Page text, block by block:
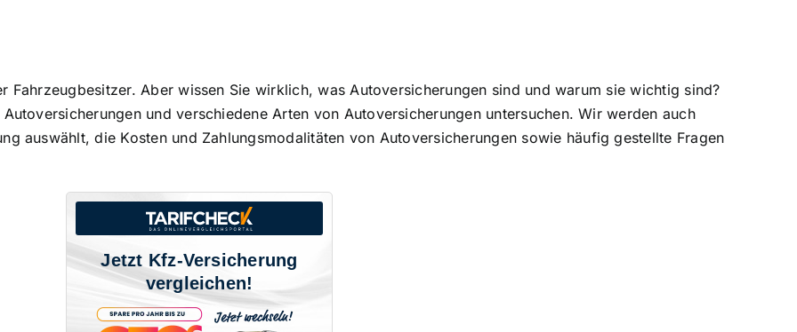
Fahrzeugbesitzer. Aber wissen Sie wirklich, was Autoversicherungen sind und warum sie wichtig sind?
und verschiedene Arten von Autoversicherungen untersuchen. Wir werden auch
auswählt, die Kosten und Zahlungsmodalitäten von Autoversicherungen sowie häufig gestellte Fragen
Jetzt Kfz-Versicherung
vergleichen!